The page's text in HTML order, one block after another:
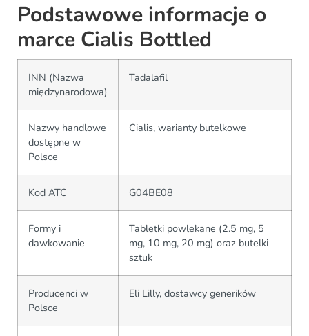
Podstawowe informacje o
marce Cialis Bottled
INN (Nazwa
międzynarodowa)
Tadalafil
Nazwy handlowe
dostępne w
Polsce
Cialis, warianty butelkowe
Kod ATC G04BE08
Formy i
dawkowanie
Tabletki powlekane (2.5 mg, 5
mg, 10 mg, 20 mg) oraz butelki
sztuk
Producenci w
Polsce
Eli Lilly, dostawcy generików